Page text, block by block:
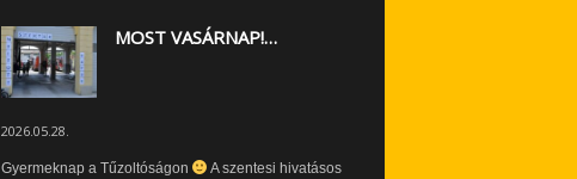
MOST VASÁRNAP!…
2026.05.28.
Gyermeknap a Tűzoltóságon
A szentesi hivatásos